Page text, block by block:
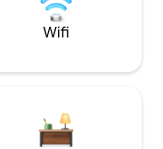
Wifi